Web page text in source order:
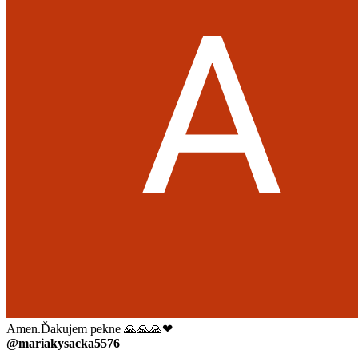
Amen.Ďakujem pekne 🙏🙏🙏❤
@mariakysacka5576